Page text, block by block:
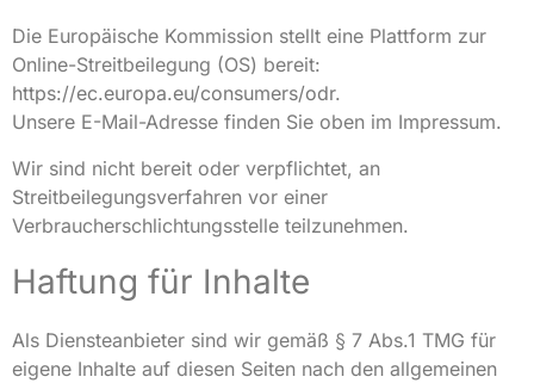
Die Europäische Kommission stellt eine Plattform zur
Online-Streitbeilegung (OS) bereit:
https://ec.europa.eu/consumers/odr.
Unsere E-Mail-Adresse finden Sie oben im Impressum.
Wir sind nicht bereit oder verpflichtet, an
Streitbeilegungsverfahren vor einer
Verbraucherschlichtungsstelle teilzunehmen.
Haftung für Inhalte
Als Diensteanbieter sind wir gemäß § 7 Abs.1 TMG für
eigene Inhalte auf diesen Seiten nach den allgemeinen